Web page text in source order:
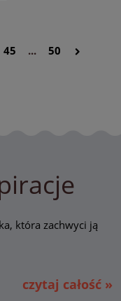
45 ... 50
która zachwyci ją
czytaj całość »